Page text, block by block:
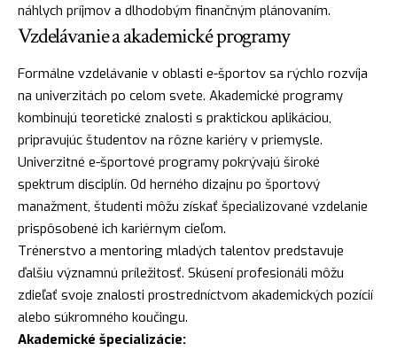
náhlych príjmov a dlhodobým finančným plánovaním.
Vzdelávanie a akademické programy
Formálne vzdelávanie v oblasti e-športov sa rýchlo rozvíja
na univerzitách po celom svete. Akademické programy
kombinujú teoretické znalosti s praktickou aplikáciou,
pripravujúc študentov na rôzne kariéry v priemysle.
Univerzitné e-športové programy pokrývajú široké
spektrum disciplín. Od herného dizajnu po športový
manažment, študenti môžu získať špecializované vzdelanie
prispôsobené ich kariérnym cieľom.
Trénerstvo a mentoring mladých talentov predstavuje
ďalšiu významnú príležitosť. Skúsení profesionáli môžu
zdieľať svoje znalosti prostredníctvom akademických pozícií
alebo súkromného koučingu.
Akademické špecializácie: